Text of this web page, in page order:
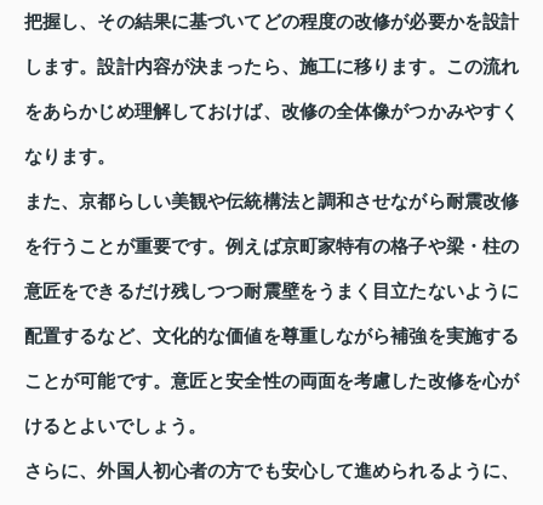
把握し、その結果に基づいてどの程度の改修が必要かを設計
します。設計内容が決まったら、施工に移ります。この流れ
をあらかじめ理解しておけば、改修の全体像がつかみやすく
なります。
また、京都らしい美観や伝統構法と調和させながら耐震改修
を行うことが重要です。例えば京町家特有の格子や梁・柱の
意匠をできるだけ残しつつ耐震壁をうまく目立たないように
配置するなど、文化的な価値を尊重しながら補強を実施する
ことが可能です。意匠と安全性の両面を考慮した改修を心が
けるとよいでしょう。
さらに、外国人初心者の方でも安心して進められるように、